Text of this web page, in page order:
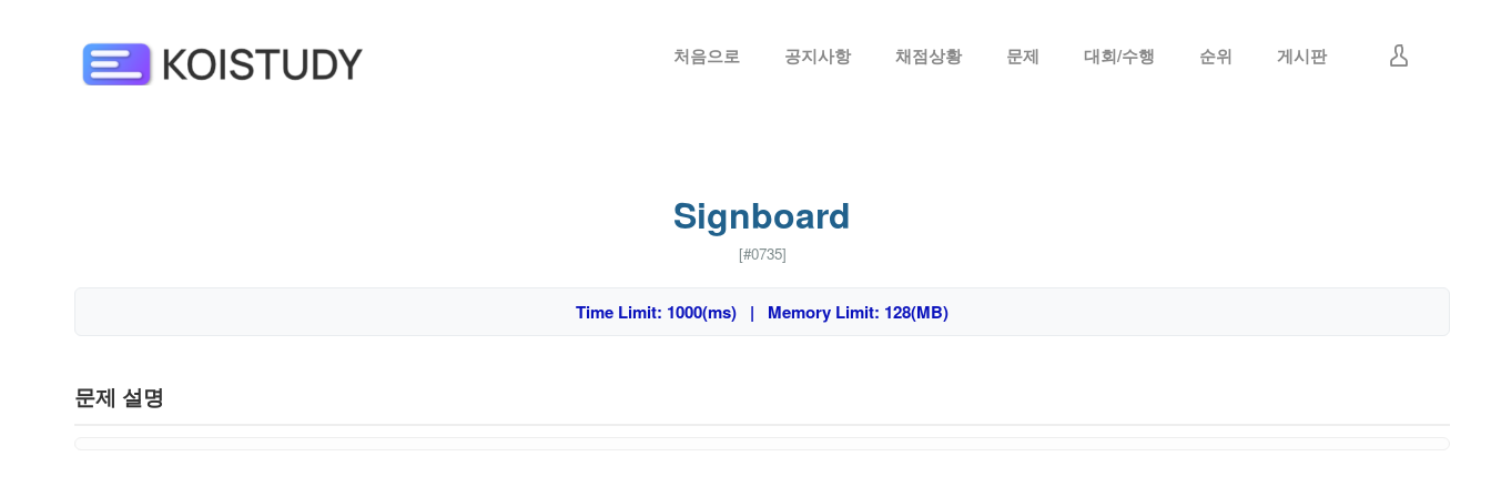
처음으로 공지사항 채점상황 문제 대회/수행 순위 게시판
Signboard
[#0735]
Time Limit: 1000(ms) | Memory Limit: 128(MB)
문제 설명